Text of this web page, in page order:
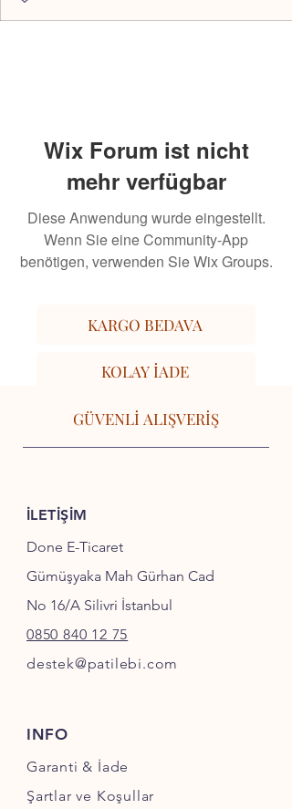
Wix Forum ist nicht
mehr verfügbar
Diese Anwendung wurde eingestellt.
Wenn Sie eine Community-App
benötigen, verwenden Sie Wix Groups.
KARGO BEDAVA
KOLAY İADE
GÜVENLİ ALIŞVERİŞ
İLETİŞİM
Done E-Ticaret
Gümüşyaka Mah Gürhan Cad
No 16/A Silivri İstanbul
0850 840 12 75
destek@patilebi.com
INFO
Garanti & İade
Şartlar ve Koşullar